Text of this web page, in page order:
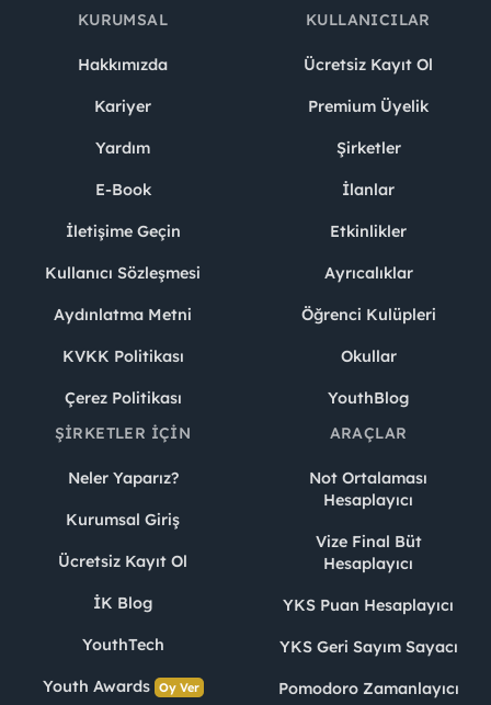
KURUMSAL
Hakkımızda
Kariyer
Yardım
E-Book
İletişime Geçin
Kullanıcı Sözleşmesi
Aydınlatma Metni
KVKK Politikası
Çerez Politikası
KULLANICILAR
Ücretsiz Kayıt Ol
Premium Üyelik
Şirketler
İlanlar
Etkinlikler
Ayrıcalıklar
Öğrenci Kulüpleri
Okullar
YouthBlog
ŞIRKETLER İÇIN
Neler Yaparız?
Kurumsal Giriş
Ücretsiz Kayıt Ol
İK Blog
YouthTech
Youth Awards Oy Ver
ARAÇLAR
Not Ortalaması
Hesaplayıcı
Vize Final Büt
Hesaplayıcı
YKS Puan Hesaplayıcı
YKS Geri Sayım Sayacı
Pomodoro Zamanlayıcı